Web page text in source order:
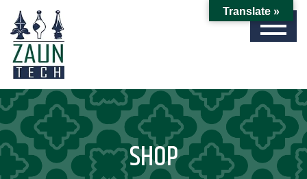
SHOP
Translate »